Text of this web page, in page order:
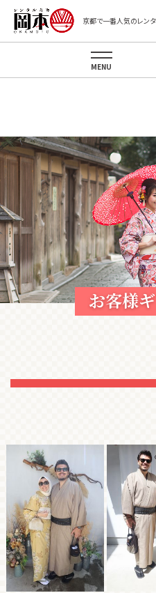
Warning: implode(): Invalid
/home/okamotokyoto/
京都で一番人気のレン
MENU
お客様